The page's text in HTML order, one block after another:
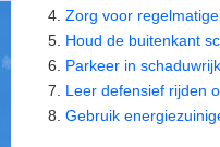
Zorg voor
Houd de buitenkant
Parkeer in
Leer defensief rijden
Gebruik